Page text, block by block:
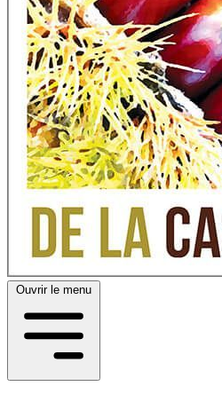
Ouvrir le menu